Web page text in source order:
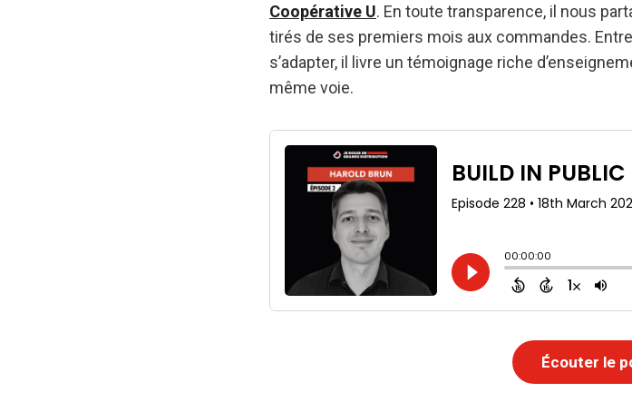
Coopérative U. En toute transparence, il nous
tirés de ses premiers mois aux commandes.
s’adapter, il livre un témoignage riche
même voie.
Écouter le